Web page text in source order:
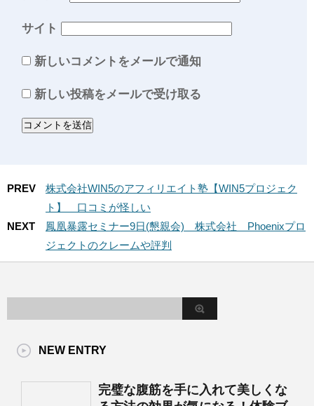
サイト
新しいコメントをメールで通知
新しい投稿をメールで受け取る
PREV
株式会社WIN5のアフィリエイト塾【WIN5プロジェク
ト】 口コミが怪しい
NEXT
鳳凰暴露セミナー9日(懇親会) 株式会社 Phoenixプロ
ジェクトのクレームや評判
NEW ENTRY
完璧な腹筋を手に入れて美しくな